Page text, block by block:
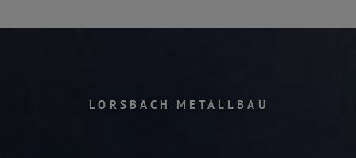
LORSBACH METALLBAU